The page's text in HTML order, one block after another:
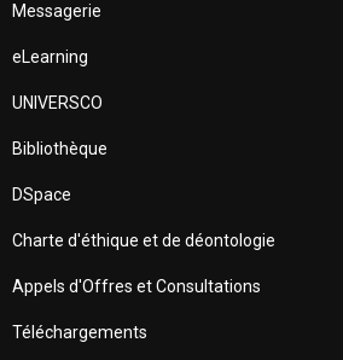
Messagerie
eLearning
UNIVERSCO
Bibliothèque
DSpace
Charte d'éthique et de déontologie
Appels d'Offres et Consultations
Téléchargements